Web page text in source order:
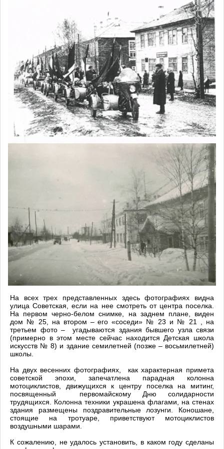
На всех трех представленных здесь фотографиях видна
улица Советская, если на нее смотреть от центра поселка.
На первом черно-белом снимке, на заднем плане, виден
дом № 25, на втором – его «соседи» № 23 и № 21 , на
третьем фото – угадываются здания бывшего узла связи
(примерно в этом месте сейчас находится Детская школа
искусств № 8) и здание семилетней (позже – восьмилетней)
школы.
На двух весенних фотографиях, как характерная примета
советской эпохи, запечатлена парадная колонна
мотоциклистов, движущихся к центру поселка на митинг,
посвященный первомайскому Дню солидарности
трудящихся. Колонна техники украшена флагами, на стенах
здания размещены поздравительные лозунги. Коношане,
стоящие на тротуаре, приветствуют мотоциклистов
воздушными шарами.
К сожалению, не удалось установить, в каком году сделаны